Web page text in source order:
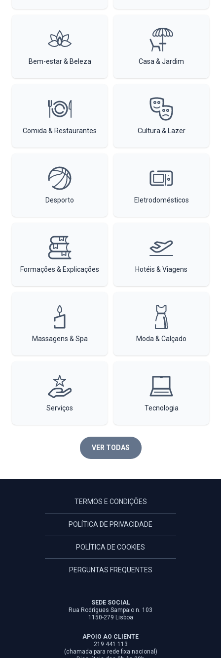
Bem-estar & Beleza Casa & Jardim
Comida & Restaurantes Cultura & Lazer
Desporto Eletrodomésticos
Formações & Explicações Hotéis & Viagens
Massagens & Spa Moda & Calçado
Serviços Tecnologia
VER TODAS
TERMOS E CONDIÇÕES
POLÍTICA DE PRIVACIDADE
POLÍTICA DE COOKIES
PERGUNTAS FREQUENTES
SEDE SOCIAL
Rua Rodrigues Sampaio n. 103
1150-279 Lisboa
APOIO AO CLIENTE
219 441 113
(chamada para rede fixa nacional)